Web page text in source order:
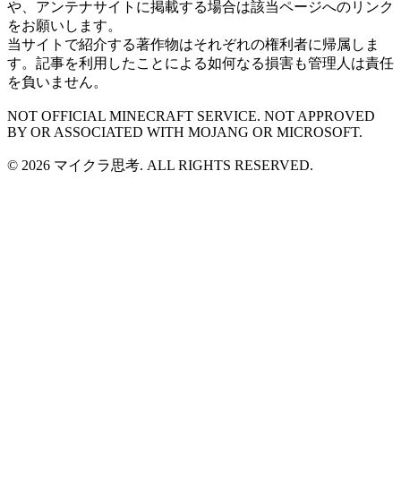
や、アンテナサイトに掲載する場合は該当ページへのリンク
をお願いします。
当サイトで紹介する著作物はそれぞれの権利者に帰属しま
す。記事を利用したことによる如何なる損害も管理人は責任
を負いません。
NOT OFFICIAL MINECRAFT SERVICE. NOT APPROVED
BY OR ASSOCIATED WITH MOJANG OR MICROSOFT.
© 2026 マイクラ思考. ALL RIGHTS RESERVED.